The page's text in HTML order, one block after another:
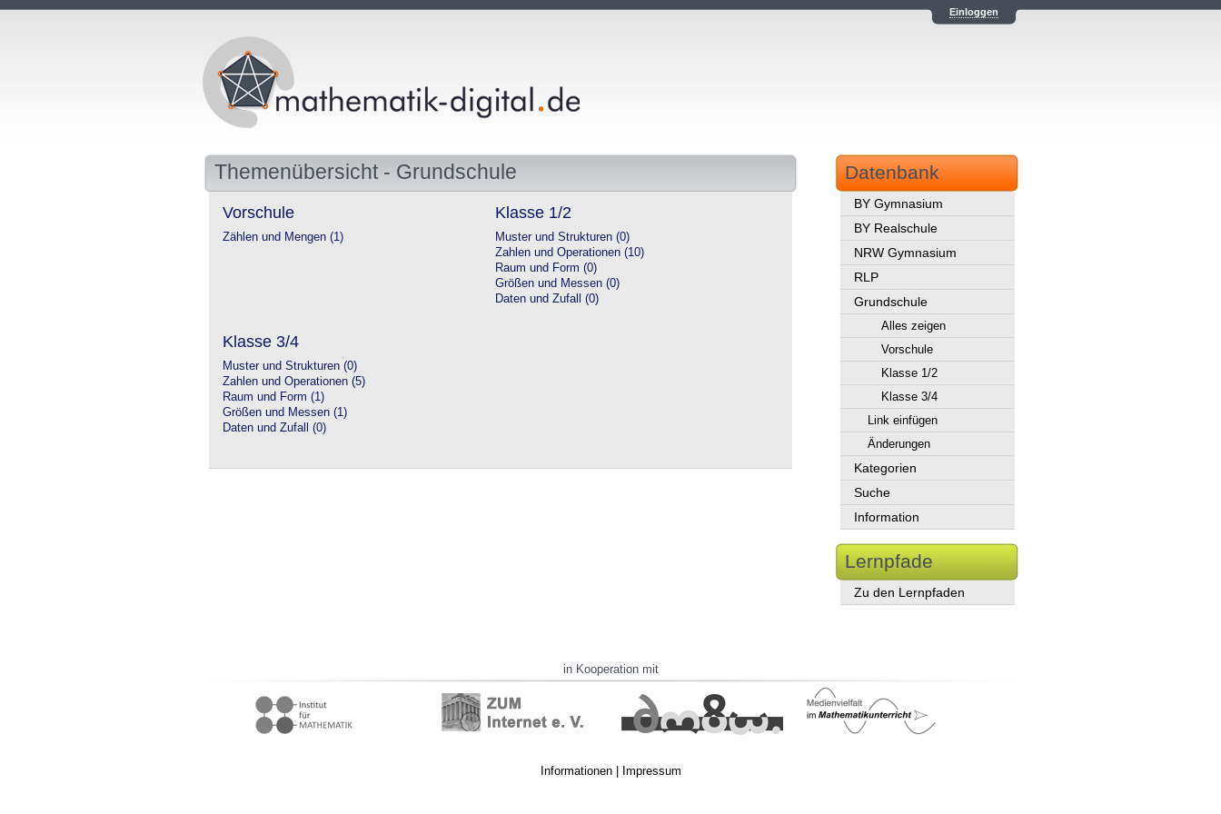
Einloggen
Themenübersicht - Grundschule
Vorschule
Zählen und Mengen (1)
Klasse 1/2
Muster und Strukturen (0)
Zahlen und Operationen (10)
Raum und Form (0)
Größen und Messen (0)
Daten und Zufall (0)
Klasse 3/4
Muster und Strukturen (0)
Zahlen und Operationen (5)
Raum und Form (1)
Größen und Messen (1)
Daten und Zufall (0)
Datenbank
BY Gymnasium
BY Realschule
NRW Gymnasium
RLP
Grundschule
Alles zeigen
Vorschule
Klasse 1/2
Klasse 3/4
Link einfügen
Änderungen
Kategorien
Suche
Information
Lernpfade
Zu den Lernpfaden
in Kooperation mit
Informationen| Impressum